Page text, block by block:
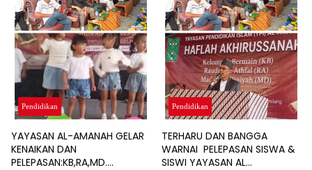
Pendidikan
YAYASAN AL-AMANAH GELAR
KENAIKAN DAN
PELEPASAN:KB,RA,MD.
Pendidikan
TERHARU DAN BANGGA
WARNAI PELEPASAN SISWA &
SISWI YAYASAN AL